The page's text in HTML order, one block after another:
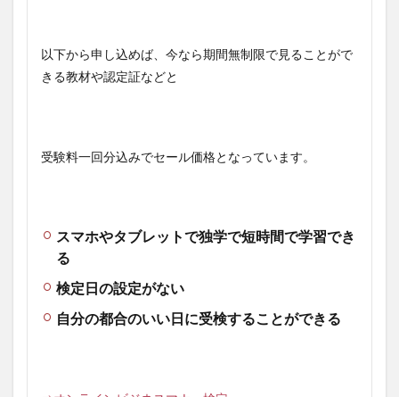
以下から申し込めば、今なら期間無制限で見ることがで
きる教材や認定証などと
受験料一回分込みでセール価格となっています。
スマホやタブレットで独学で短時間で学習でき
る
検定日の設定がない
自分の都合のいい日に受検することができる